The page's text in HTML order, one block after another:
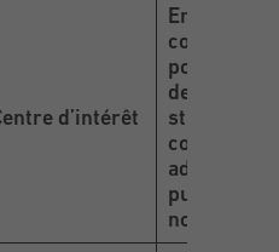
d’intérêt
En
cookies,
pouvons
des
statistiques
correctes
adapter les
publicités
notre site